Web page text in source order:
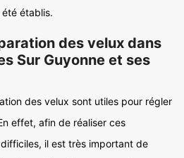
établis.
des velux dans
Sur Guyonne et ses
des velux sont utiles pour régler
effet, afin de réaliser ces
il est très important de